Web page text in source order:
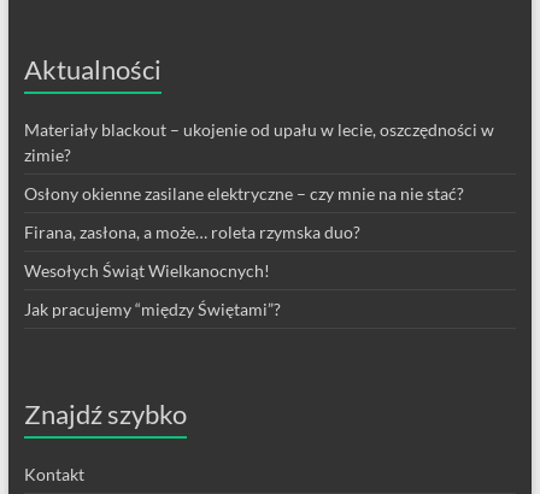
Aktualności
Materiały blackout – ukojenie od upału w lecie, oszczędności w
zimie?
Osłony okienne zasilane elektryczne – czy mnie na nie stać?
Firana, zasłona, a może… roleta rzymska duo?
Wesołych Świąt Wielkanocnych!
Jak pracujemy “między Świętami”?
Znajdź szybko
Kontakt